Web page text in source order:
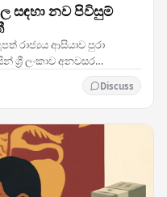
සඳහා නව පිවිසුම්
රාජ්‍යය ආසියාව පුරා
ශ්‍රී ලංකාව අනවසර
Discuss